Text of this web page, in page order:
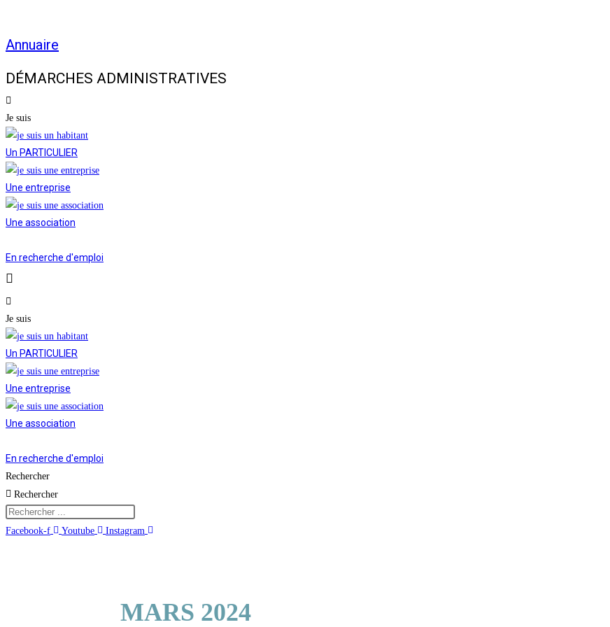
Annuaire
DÉMARCHES ADMINISTRATIVES
Je suis
Un PARTICULIER
Une entreprise
Une association
En recherche d'emploi
Je suis
Un PARTICULIER
Une entreprise
Une association
En recherche d'emploi
Rechercher
Rechercher
Facebook-f Youtube Instagram
MARS 2024